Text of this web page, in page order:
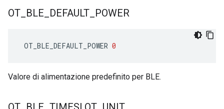
OT BLE DEFAULT POWER
OT_BLE_DEFAULT_POWER 0
Valore di alimentazione predefinito per BLE.